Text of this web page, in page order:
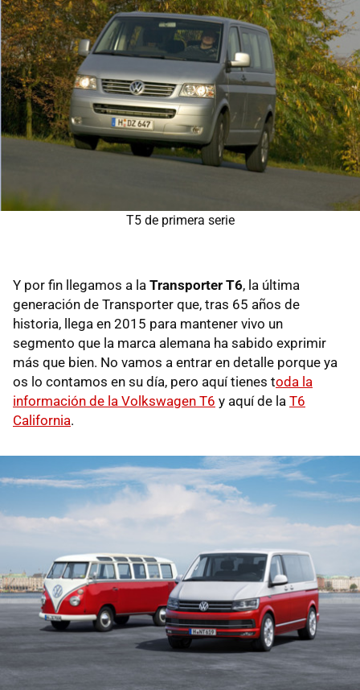
T5 de primera serie
Y por fin llegamos a la Transporter T6, la última
generación de Transporter que, tras 65 años de
historia, llega en 2015 para mantener vivo un
segmento que la marca alemana ha sabido exprimir
más que bien. No vamos a entrar en detalle porque ya
os lo contamos en su día, pero aquí tienes toda la
información de la Volkswagen T6 y aquí de la T6
California.